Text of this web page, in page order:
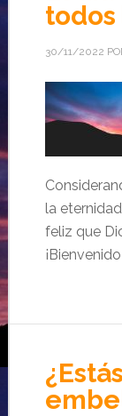
todos
30/11/2022
la
feliz que